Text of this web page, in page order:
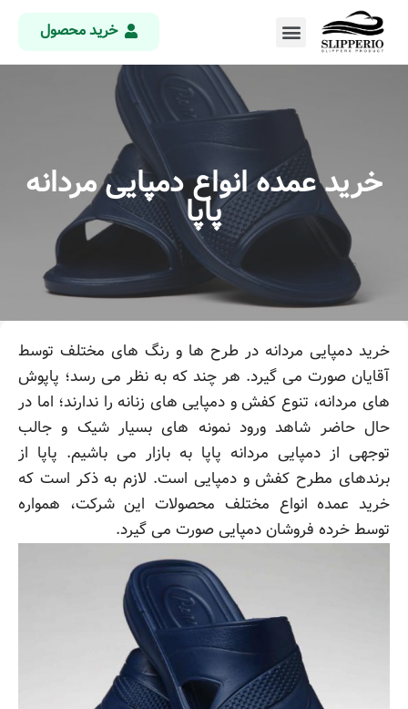
خرید محصول
خرید عمده انواع دمپایی مردانه
پاپا
خرید دمپایی مردانه در طرح ها و رنگ های مختلف توسط
آقایان صورت می گیرد. هر چند که به نظر می رسد؛ پاپوش
های مردانه، تنوع کفش و دمپایی های زنانه را ندارند؛ اما در
حال حاضر شاهد ورود نمونه های بسیار شیک و جالب
توجهی از دمپایی مردانه پاپا به بازار می باشیم. پاپا از
برندهای مطرح کفش و دمپایی است. لازم به ذکر است که
خرید عمده انواع مختلف محصولات این شرکت، همواره
توسط خرده فروشان دمپایی صورت می گیرد.